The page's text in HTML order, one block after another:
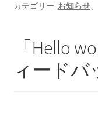
カテゴリー: お知らせ、
「Hello
ィードバ